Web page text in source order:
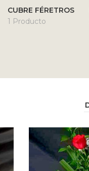
CUBRE FÉRETROS
1 Producto